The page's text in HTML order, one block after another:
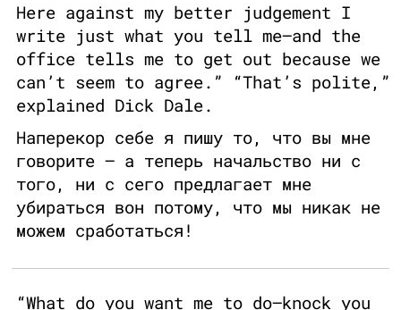
Here against my better judgement I
write just what you tell me—and the
office tells me to get out because we
can’t seem to agree.” “That’s polite,”
explained Dick Dale.
Наперекор себе я пишу то, что вы мне
говорите — а теперь начальство ни с
того, ни с сего предлагает мне
убираться вон потому, что мы никак не
можем сработаться!
“What do you want me to do—knock you